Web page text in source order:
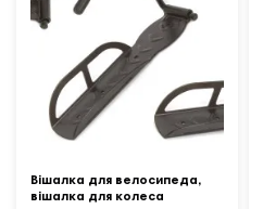
Вішалка для велосипеда,
вішалка для колеса